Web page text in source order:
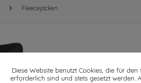
Fleecejacken
Diese Website benutzt Cookies, die für
erforderlich sind und stets gesetzt werden.